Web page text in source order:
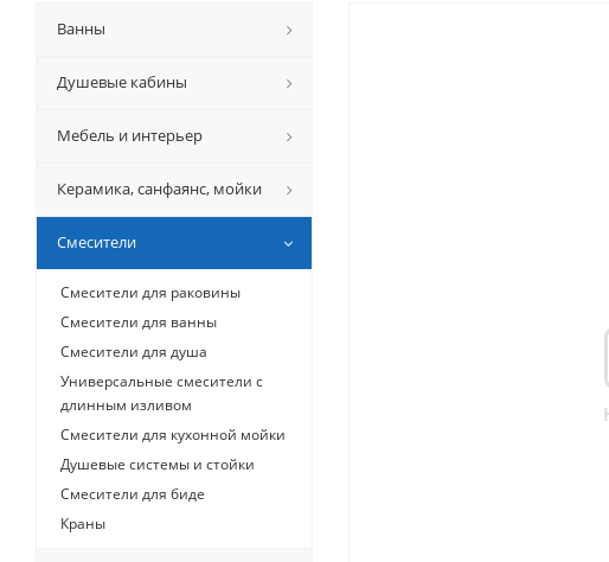
Ванны
Душевые кабины
Мебель и интерьер
Керамикa, санфаянс, мойки
Смесители
Смесители для раковины
Смесители для ванны
Смесители для душа
Универсальные смесители с
длинным изливом
Смесители для кухонной мойки
Душевые системы и стойки
Смесители для биде
Краны